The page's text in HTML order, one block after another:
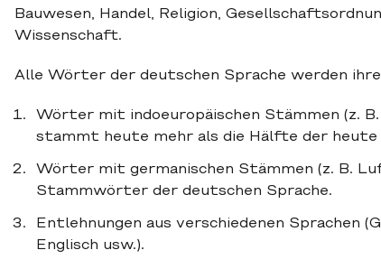
Bauwesen, Handel, Religion,
Wissenschaft.
Alle Wörter der deutschen Sprache werden
Wörter mit indoeuropäischen Stämmen (z.
stammt heute mehr als die Hälfte der
Wörter mit germanischen Stämmen (z. B.
Stammwörter der deutschen Sprache.
Entlehnungen aus verschiedenen Sprachen
Englisch usw.).